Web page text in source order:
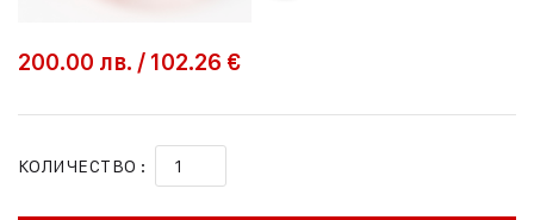
200.00 лв. / 102.26 €
КОЛИЧЕСТВО :